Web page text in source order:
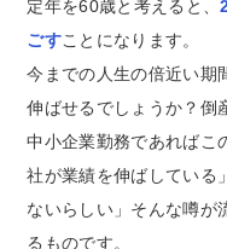
定年を60歳と考えると、
ごすことになります。
今までの人生の倍近い期
伸ばせるでしょうか？倒
中小企業勤務であればこ
社が業績を伸ばしている
ないらしい」そんな噂が
るものです。